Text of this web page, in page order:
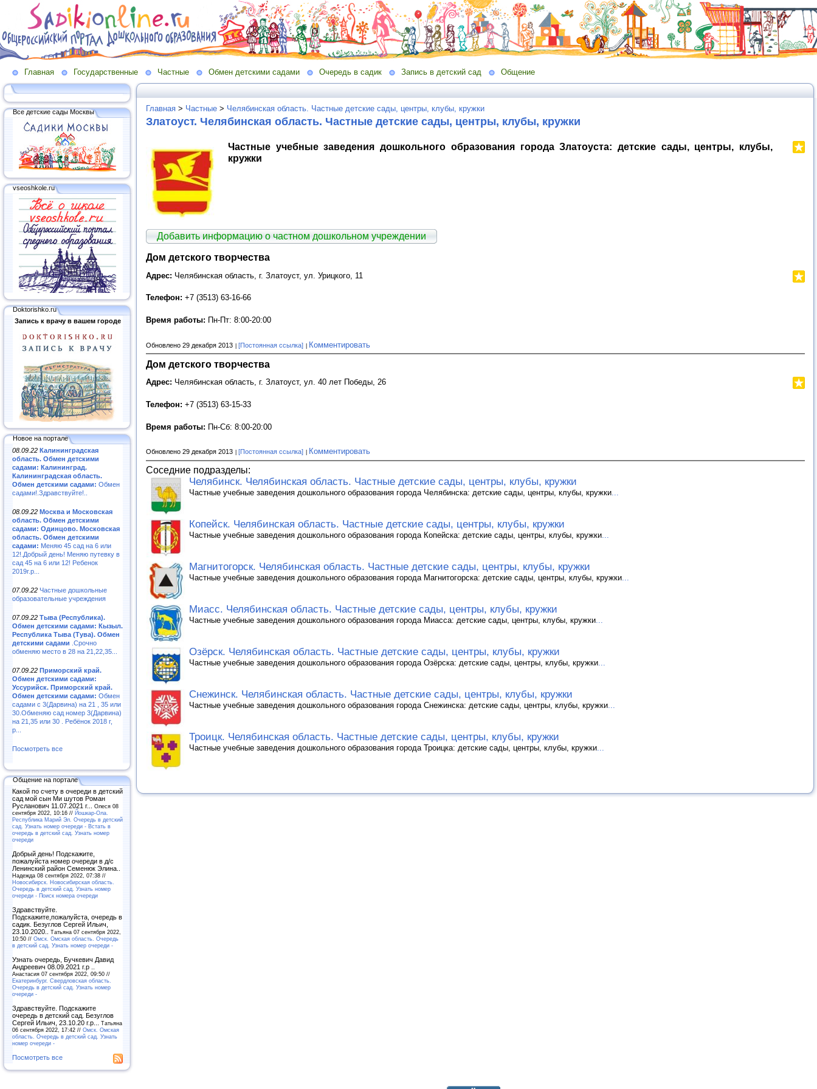
Главная Государственные Частные Обмен детскими садами Очередь в садик Запись в детский сад Общение
Все детские сады Москвы
vseoshkole.ru
Doktorishko.ru
Запись к врачу в вашем городе
Новое на портале
08.09.22 Калининградская
область. Обмен детскими
садами: Калининград.
Калининградская область.
Обмен детскими садами: Обмен
садами!.Здравствуйте!..
08.09.22 Москва и Московская
область. Обмен детскими
садами: Одинцово. Московская
область. Обмен детскими
садами: Меняю 45 сад на 6 или
12!.Добрый день! Меняю путевку в
сад 45 на 6 или 12! Ребенок
2019г.р...
07.09.22 Частные дошкольные
образовательные учреждения
07.09.22 Тыва (Республика).
Обмен детскими садами: Кызыл.
Республика Тыва (Тува). Обмен
детскими садами .Срочно
обменяю место в 28 на 21,22,35...
07.09.22 Приморский край.
Обмен детскими садами:
Уссурийск. Приморский край.
Обмен детскими садами: Обмен
садами с 3(Дарвина) на 21 , 35 или
30.Обменяю сад номер 3(Дарвина)
на 21,35 или 30 . Ребёнок 2018 г,
р...
Посмотреть все
Общение на портале
Какой по счету в очереди в детский
сад мой сын Ми шутов Роман
Русланович 11.07.2021 г... Олеся 08
сентября 2022, 10:16 // Йошкар-Ола.
Республика Марий Эл. Очередь в детский
сад. Узнать номер очереди - Встать в
очередь в детский сад. Узнать номер
очереди
Добрый день! Подскажите,
пожалуйста номер очереди в д/с
Ленинский район Семенюк Элина..
Надежда 08 сентября 2022, 07:38 //
Новосибирск. Новосибирская область.
Очередь в детский сад. Узнать номер
очереди - Поиск номера очереди
Здравствуйте.
Подскажите,пожалуйста, очередь в
садик. Безуглов Сергей Ильич,
23.10.2020.. Татьяна 07 сентября 2022,
10:50 // Омск. Омская область. Очередь
в детский сад. Узнать номер очереди -
Узнать очередь, Бучкевич Давид
Андреевич 08.09.2021 г.р ..
Анастасия 07 сентября 2022, 09:50 //
Екатеринбург. Свердловская область.
Очередь в детский сад. Узнать номер
очереди -
Здравствуйте. Подскажите
очередь в детский сад. Безуглов
Сергей Ильич, 23.10.20 г.р... Татьяна
06 сентября 2022, 17:42 // Омск. Омская
область. Очередь в детский сад. Узнать
номер очереди -
Посмотреть все
Главная > Частные > Челябинская область. Частные детские сады, центры, клубы, кружки
Златоуст. Челябинская область. Частные детские сады, центры, клубы, кружки
Частные учебные заведения дошкольного образования города Златоуста: детские сады, центры, клубы,
кружки
Добавить информацию о частном дошкольном учреждении
Дом детского творчества
Адрес: Челябинская область, г. Златоуст, ул. Урицкого, 11
Телефон: +7 (3513) 63-16-66
Время работы: Пн-Пт: 8:00-20:00
Обновлено 29 декабря 2013 [Постоянная ссылка] Комментировать
Дом детского творчества
Адрес: Челябинская область, г. Златоуст, ул. 40 лет Победы, 26
Телефон: +7 (3513) 63-15-33
Время работы: Пн-Сб: 8:00-20:00
Обновлено 29 декабря 2013 [Постоянная ссылка] Комментировать
Соседние подразделы:
Челябинск. Челябинская область. Частные детские сады, центры, клубы, кружки
Частные учебные заведения дошкольного образования города Челябинска: детские сады, центры, клубы, кружки...
Копейск. Челябинская область. Частные детские сады, центры, клубы, кружки
Частные учебные заведения дошкольного образования города Копейска: детские сады, центры, клубы, кружки...
Магнитогорск. Челябинская область. Частные детские сады, центры, клубы, кружки
Частные учебные заведения дошкольного образования города Магнитогорска: детские сады, центры, клубы, кружки...
Миасс. Челябинская область. Частные детские сады, центры, клубы, кружки
Частные учебные заведения дошкольного образования города Миасса: детские сады, центры, клубы, кружки...
Озёрск. Челябинская область. Частные детские сады, центры, клубы, кружки
Частные учебные заведения дошкольного образования города Озёрска: детские сады, центры, клубы, кружки...
Снежинск. Челябинская область. Частные детские сады, центры, клубы, кружки
Частные учебные заведения дошкольного образования города Снежинска: детские сады, центры, клубы, кружки...
Троицк. Челябинская область. Частные детские сады, центры, клубы, кружки
Частные учебные заведения дошкольного образования города Троицка: детские сады, центры, клубы, кружки...